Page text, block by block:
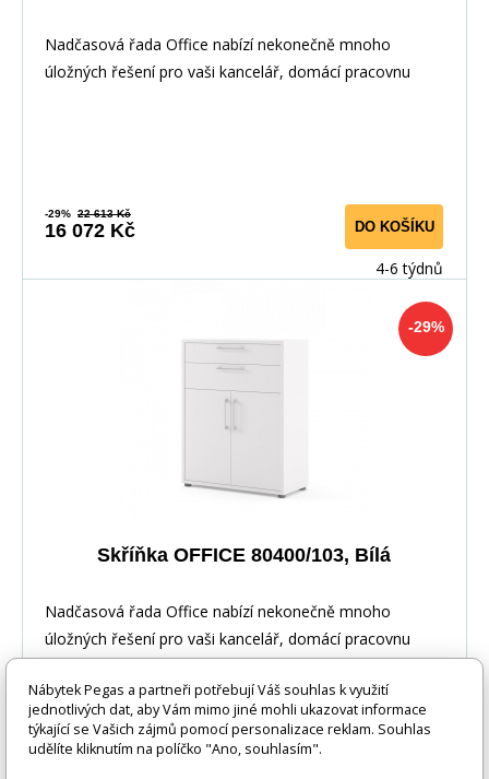
Nadčasová řada Office nabízí nekonečně mnoho
úložných řešení pro vaši kancelář, domácí pracovnu
-29% 22 613 Kč
16 072 Kč DO KOŠÍKU
4-6 týdnů
-29%
Skříňka OFFICE 80400/103, Bílá
Nadčasová řada Office nabízí nekonečně mnoho
úložných řešení pro vaši kancelář, domácí pracovnu
nebo
Nábytek Pegas a partneři potřebují Váš souhlas k využití
jednotlivých dat, aby Vám mimo jiné mohli ukazovat informace
týkající se Vašich zájmů pomocí personalizace reklam. Souhlas
udělíte kliknutím na políčko "Ano, souhlasím".